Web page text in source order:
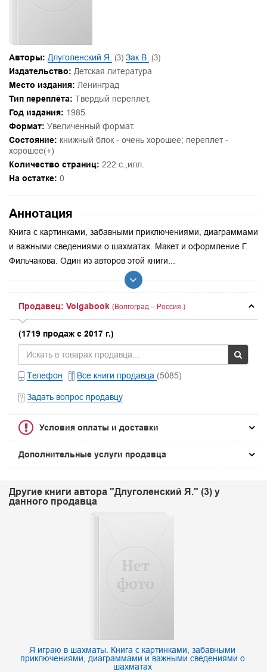
Авторы: Длуголенский Я. (3) Зак В. (3)
Издательство: Детская литература
Место издания: Ленинград
Тип переплёта: Твердый переплет,
Год издания: 1985
Формат: Увеличенный формат.
Состояние: книжный блок - очень хорошее; переплет -
хорошее(+)
Количество страниц: 222 с.,илл.
На остатке: 0
Аннотация
Книга с картинками, забавными приключениями, диаграммами
и важными сведениями о шахматах. Макет и оформление Г.
Фильчакова. Один из авторов этой книги...
Продавец: Volgabook (Волгоград – Россия.)
(1719 продаж с 2017 г.)
Телефон Все книги продавца (5085)
Задать вопрос продавцу
Условия оплаты и доставки
Дополнительные услуги продавца
Другие книги автора "Длуголенский Я." (3) у
данного продавца
Я играю в шахматы. Книга с картинками, забавными
приключениями, диаграммами и важными сведениями о
шахматах